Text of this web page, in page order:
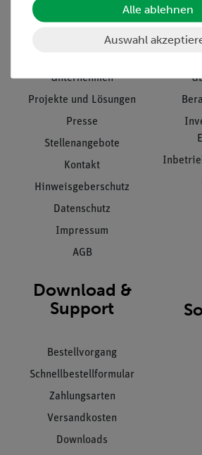
Informationen
Unternehmen
Projekte und Lösungen
Presse
Stellenangebote
Kontakt
Hinweisgeberschutz
Datenschutz
Impressum
AGB
Download &
Support
Bestellvorgang
Schnellbestellformular
Zahlungsarten
Versandkosten
Downloads
Alle ablehnen
Auswahl